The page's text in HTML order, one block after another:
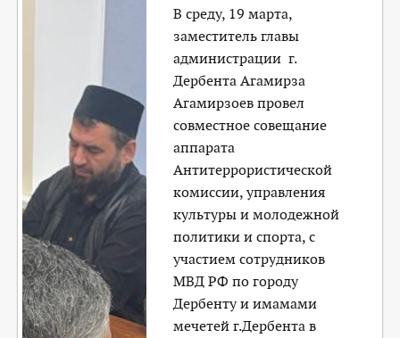
В среду, 19 марта,
заместитель главы
администрации г.
Дербента Агамирза
Агамирзоев провел
совместное совещание
аппарата
Антитеррористической
комиссии, управления
культуры и молодежной
политики и спорта, с
участием сотрудников
МВД РФ по городу
Дербенту и имамами
мечетей г.Дербента в